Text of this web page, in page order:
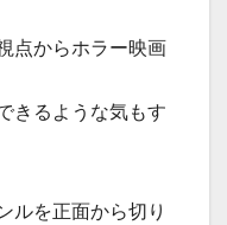
点からホラー映画
きるような気もす
ルを正面から切り